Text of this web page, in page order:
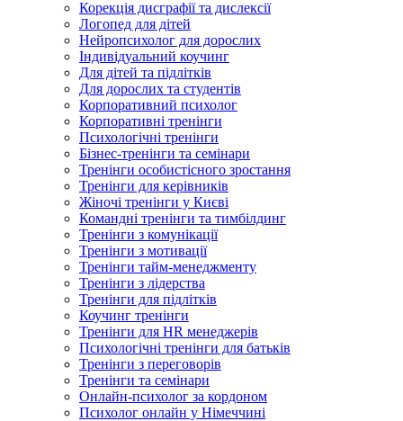
Корекція дисграфії та дислексії
Логопед для дітей
Нейропсихолог для дорослих
Індивідуальний коучинг
Для дітей та підлітків
Для дорослих та студентів
Корпоративний психолог
Корпоративні тренінги
Психологічні тренінги
Бізнес-тренінги та семінари
Тренінги особистісного зростання
Тренінги для керівників
Жіночі тренінги у Києві
Командні тренінги та тимбілдинг
Тренінги з комунікації
Тренінги з мотивації
Тренінги тайм-менеджменту
Тренінги з лідерства
Тренінги для підлітків
Коучинг тренінги
Тренінги для HR менеджерів
Психологічні тренінги для батьків
Тренінги з переговорів
Тренінги та семінари
Онлайн-психолог за кордоном
Психолог онлайн у Німеччині